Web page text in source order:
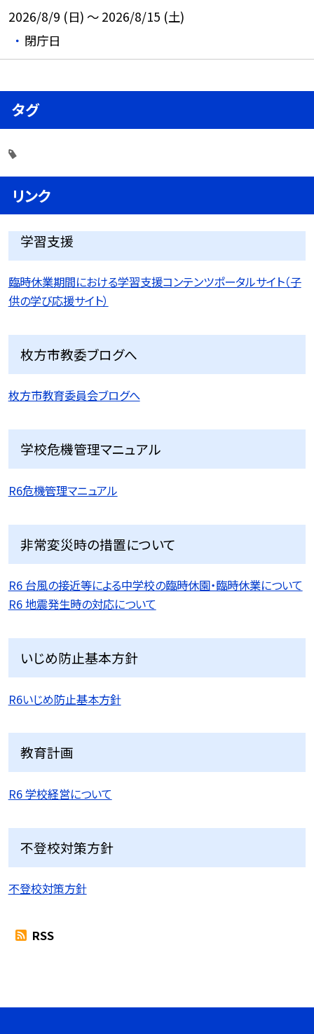
2026/8/9 (日) ～ 2026/8/15 (土)
閉庁日
タグ
リンク
学習支援
臨時休業期間における学習支援コンテンツポータルサイト（子
供の学び応援サイト）
枚方市教委ブログへ
枚方市教育委員会ブログへ
学校危機管理マニュアル
R6危機管理マニュアル
非常変災時の措置について
R6 台風の接近等による中学校の臨時休園・臨時休業について
R6 地震発生時の対応について
いじめ防止基本方針
R6いじめ防止基本方針
教育計画
R6 学校経営について
不登校対策方針
不登校対策方針
RSS